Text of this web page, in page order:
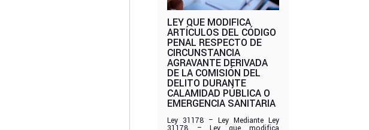
LEY QUE MODIFICA
ARTÍCULOS DEL CÓDIGO
PENAL RESPECTO DE
CIRCUNSTANCIA
AGRAVANTE DERIVADA
DE LA COMISIÓN DEL
DELITO DURANTE
CALAMIDAD PÚBLICA O
EMERGENCIA SANITARIA
Ley 31178 – Ley Mediante Ley